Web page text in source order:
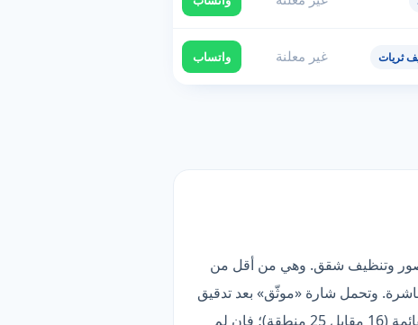
ثريات غير معلنة واتساب
ما فيها تنظيف فلل وقصور وتنظيف شقق. وهي من أقل من
وتحمل شارة «موثّق» بعد تدقيق
بياناتها وقناة تواصلها. الأنسب لمن يبحث عن أعمق قائمة خدمات — لكن تغطيتها أضيق من الأوسع في القائمة (16 مقابل 25 منطقة)؛ فإن لم